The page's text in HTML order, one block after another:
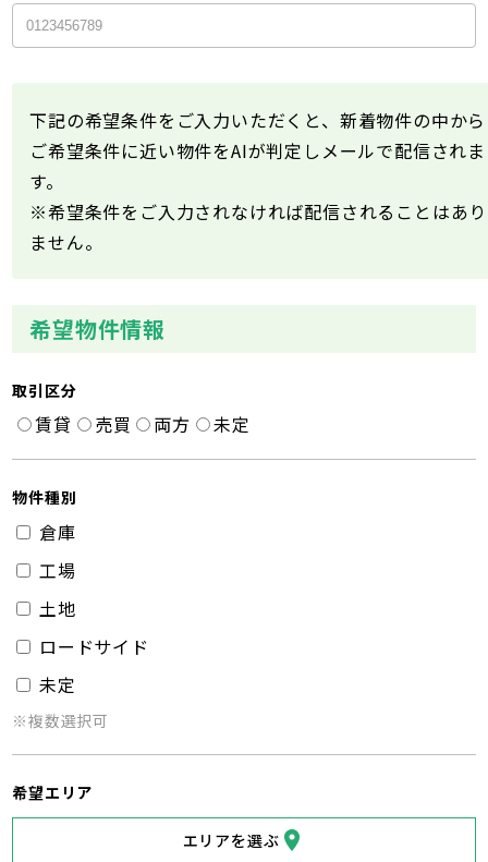
下記の希望条件をご入力いただくと、新着物件の中から
ご希望条件に近い物件をAIが判定しメールで配信されま
す。
※希望条件をご入力されなければ配信されることはあり
ません。
希望物件情報
取引区分
賃貸 売買 両方 未定
物件種別
倉庫
工場
土地
ロードサイド
未定
※複数選択可
希望エリア
エリアを選ぶ